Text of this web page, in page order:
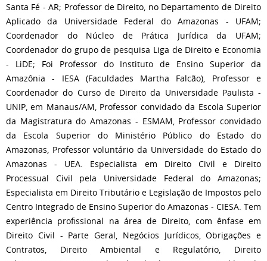
Santa Fé - AR; Professor de Direito, no Departamento de Direito
Aplicado da Universidade Federal do Amazonas - UFAM;
Coordenador do Núcleo de Prática Jurídica da UFAM;
Coordenador do grupo de pesquisa Liga de Direito e Economia
- LiDE; Foi Professor do Instituto de Ensino Superior da
Amazônia - IESA (Faculdades Martha Falcão), Professor e
Coordenador do Curso de Direito da Universidade Paulista -
UNIP, em Manaus/AM, Professor convidado da Escola Superior
da Magistratura do Amazonas - ESMAM, Professor convidado
da Escola Superior do Ministério Público do Estado do
Amazonas, Professor voluntário da Universidade do Estado do
Amazonas - UEA. Especialista em Direito Civil e Direito
Processual Civil pela Universidade Federal do Amazonas;
Especialista em Direito Tributário e Legislação de Impostos pelo
Centro Integrado de Ensino Superior do Amazonas - CIESA. Tem
experiência profissional na área de Direito, com ênfase em
Direito Civil - Parte Geral, Negócios Jurídicos, Obrigações e
Contratos, Direito Ambiental e Regulatório, Direito